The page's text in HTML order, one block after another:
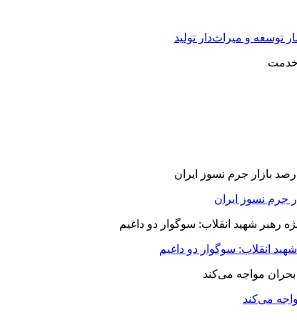
توسعه و میراث‌دار تولید
انقلاب: سوگوار دو داغیم
می‌کند